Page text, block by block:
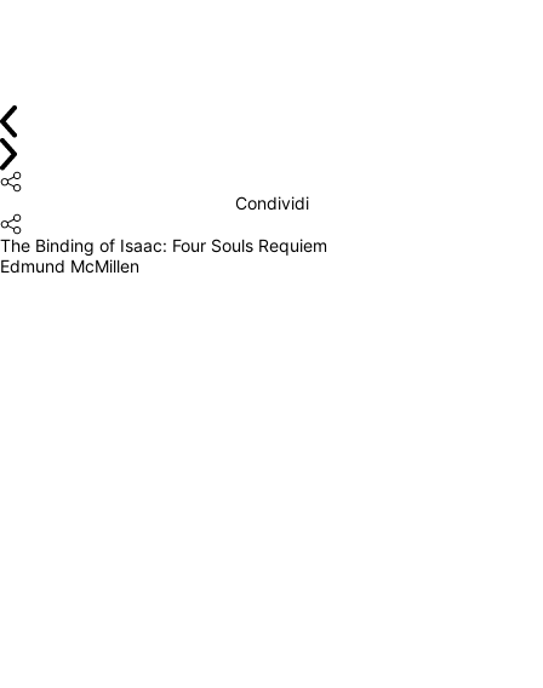
Condividi
The Binding of Isaac: Four Souls Requiem
Edmund McMillen